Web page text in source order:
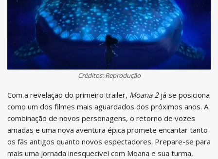
Créditos: Reprodução
Com a revelação do primeiro trailer, Moana 2já se posiciona
como um dos filmes mais aguardados dos próximos anos. A
combinação de novos personagens, o retorno de vozes
amadas e uma nova aventura épica promete encantar tanto
os fãs antigos quanto novos espectadores. Prepare-se para
mais uma jornada inesquecível com Moana e sua turma,